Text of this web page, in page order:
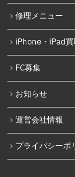
Nintendo
iPod修理実績
iPodバッテ
パソコン修理
パソコン液
パソコンバ
パソコンそ
iPhone 15 Pro
iPhone 16
iPhone 16
iPhone 16 Pro
iPhone 16
iPhone 16e
iPhone 17
修理メニュー
iPhone・iPad
FC募集
お知らせ
運営会社情報
プライバシーポ